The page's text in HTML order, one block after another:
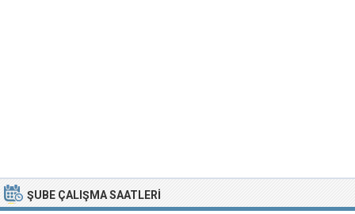
ŞUBE ÇALIŞMA SAATLERI